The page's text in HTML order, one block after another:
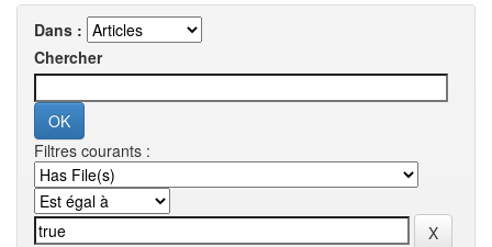
Dans :
Chercher
Filtres courants :